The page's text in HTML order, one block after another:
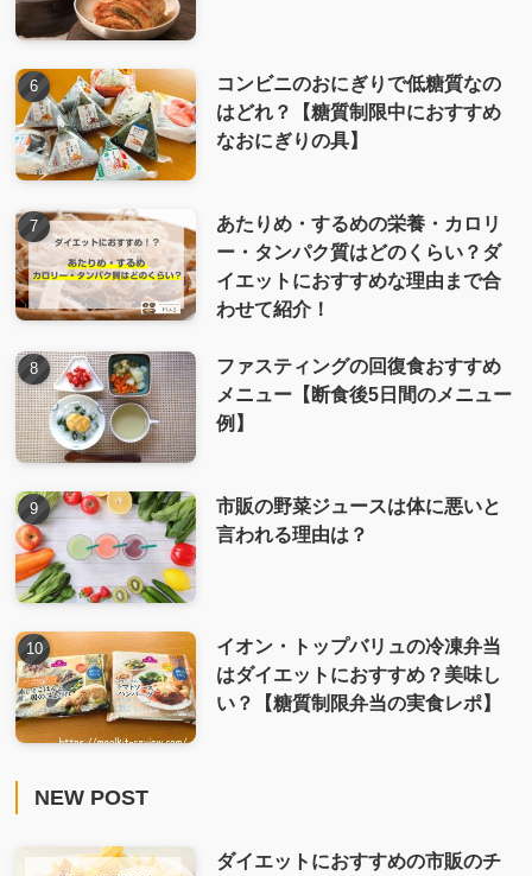
コンビニのおにぎりで低糖質なの
はどれ？【糖質制限中におすすめ
なおにぎりの具】
あたりめ・するめの栄養・カロリ
ー・タンパク質はどのくらい？ダ
イエットにおすすめな理由まで合
わせて紹介！
ファスティングの回復食おすすめ
メニュー【断食後5日間のメニュー
例】
市販の野菜ジュースは体に悪いと
言われる理由は？
イオン・トップバリュの冷凍弁当
はダイエットにおすすめ？美味し
い？【糖質制限弁当の実食レポ】
NEW POST
ダイエットにおすすめの市販のチ